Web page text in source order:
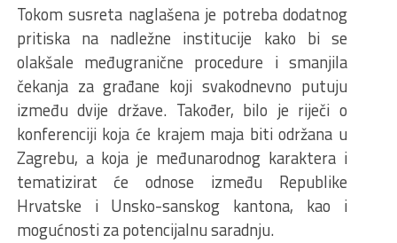
Tokom susreta naglašena je potreba dodatnog
pritiska na nadležne institucije kako bi se
olakšale međugranične procedure i smanjila
čekanja za građane koji svakodnevno putuju
između dvije države. Također, bilo je riječi o
konferenciji koja će krajem maja biti održana u
Zagrebu, a koja je međunarodnog karaktera i
tematizirat će odnose između Republike
Hrvatske i Unsko-sanskog kantona, kao i
mogućnosti za potencijalnu saradnju.